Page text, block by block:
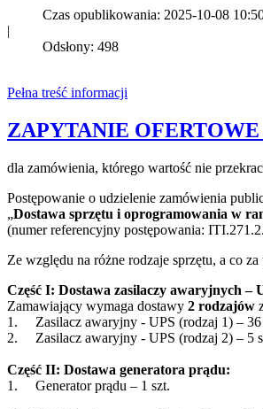
Czas opublikowania: 2025-10-08
|
Odsłony: 498
Pełna treść informacji
ZAPYTANIE OFERTOWE
dla zamówienia, którego wartość nie
Postępowanie o udzielenie zamówienia
„Dostawa sprzętu i oprogramowania w
(numer referencyjny postępowania:
Ze względu na różne rodzaje sprzętu, a co
Część I: Dostawa zasilaczy awaryjnych –
Zamawiający wymaga dostawy 2 rodzajów
1. Zasilacz awaryjny - UPS (rodzaj 1) – 36
2. Zasilacz awaryjny - UPS (rodzaj 2) – 5
Część II: Dostawa generatora prądu:
1. Generator prądu – 1 szt.